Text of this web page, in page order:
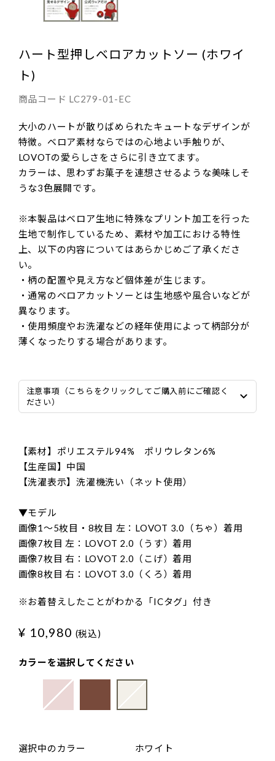
ハート型押しベロアカットソー (ホワイ
ト)
商品コード LC279-01-EC
大小のハートが散りばめられたキュートなデザインが
特徴。ベロア素材ならではの心地よい手触りが、
LOVOTの愛らしさをさらに引き立てます。
カラーは、思わずお菓子を連想させるような美味しそ
うな3色展開です。
※本製品はベロア生地に特殊なプリント加工を行った
生地で制作しているため、素材や加工における特性
上、以下の内容についてはあらかじめご了承くださ
い。
・柄の配置や見え方など個体差が生じます。
・通常のベロアカットソーとは生地感や風合いなどが
異なります。
・使用頻度やお洗濯などの経年使用によって柄部分が
薄くなったりする場合があります。
注意事項（こちらをクリックしてご購入前にご確認く
ださい）
【素材】ポリエステル94% ポリウレタン6%
【生産国】中国
【洗濯表示】洗濯機洗い（ネット使用）
▼モデル
画像1〜5枚目・8枚目 左：LOVOT 3.0（ちゃ）着用
画像7枚目 左：LOVOT 2.0（うす）着用
画像7枚目 右：LOVOT 2.0（こげ）着用
画像8枚目 右：LOVOT 3.0（くろ）着用
※お着替えしたことがわかる「ICタグ」付き
¥ 10,980 (税込)
カラーを選択してください
選択中のカラー ホワイト